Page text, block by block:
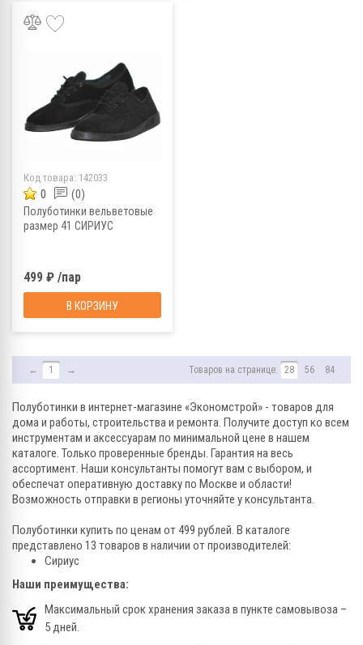
Код товара: 142033
0 (0)
Полуботинки вельветовые
размер 41 СИРИУС
499 ₽ /пар
В КОРЗИНУ
← 1 → Товаров на странице: 28 56 84
Полуботинки в интернет-магазине «Экономстрой» - товаров для
дома и работы, строительства и ремонта. Получите доступ ко всем
инструментам и аксессуарам по минимальной цене в нашем
каталоге. Только проверенные бренды. Гарантия на весь
ассортимент. Наши консультанты помогут вам с выбором, и
обеспечат оперативную доставку по Москве и области!
Возможность отправки в регионы уточняйте у консультанта.
Полуботинки купить по ценам от 499 рублей. В каталоге
представлено 13 товаров в наличии от производителей:
Сириус
Наши преимущества:
Максимальный срок хранения заказа в пункте самовывоза –
5 дней.